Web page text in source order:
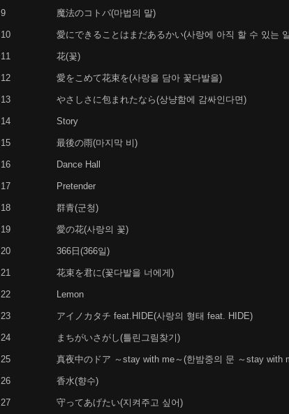
9 魔法のコトバ(마법의 말)
10 愛にできることはまだあるかい(사랑에 아직 할 수 있는
11 花(꽃)
12 愛をこめて花束を(사랑을 담아 꽃다발을)
13 やさしさに包まれたなら(상냥함에 감싸인다면)
14 Story
15 最後の雨(마지막 비)
16 Dance Hall
17 Pretender
18 群青(군청)
19 愛の花(사랑의 꽃)
20 366日(366일)
21 花束を君に(꽃다발을 너에게)
22 Lemon
23 アイノカタチ feat.HIDE(사랑의 형태 feat. HIDE)
24 まちがいさがし(틀린그림찾기)
25 真夜中のドア ～stay with me～(한밤중의 문 ～stay with
26 香水(향수)
27 守ってあげたい(지켜주고 싶어)